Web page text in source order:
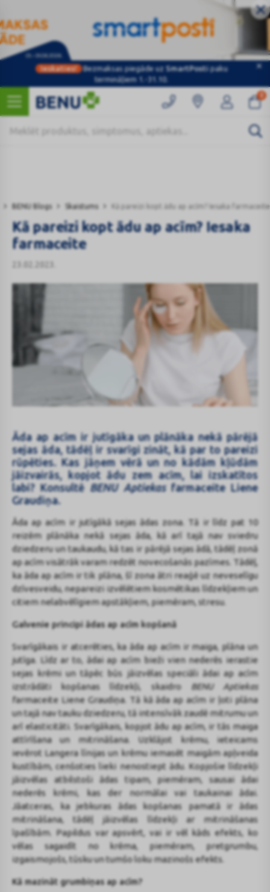
Ieskaties! Bezmaksas piegāde uz SmartPostipaku
termināļiem 1.-31.10.
0
BENU Blogs Skaistums Kā pareizi kopt ādu ap acīm? Iesaka farmaceite
Kategorijas
Kā pareizi kopt ādu ap acīm? Iesaka
farmaceite
Āda ap acīm ir jutīgāka un plānāka nekā pārējā
sejas āda, tādēļ ir svarīgi zināt, kā par to pareizi
rūpēties. Kas jāņem vērā un no kādām kļūdām
jāizvairās, kopjot ādu zem acīm, lai izskatītos
labi? KonsultēBENU Aptiekasfarmaceite Liene
Graudiņa.
Āda ap acīm ir jutīgākā sejas ādas zona. Tā ir līdz pat 10
reizēm plānāka nekā sejas āda, kā arī tajā nav sviedru
dziedzeru un taukaudu, kā tas ir pārējā sejas ādā, tādēļ zonā
ap acīm visātrāk varam redzēt novecošanās pazīmes. Tādēļ,
ka āda ap acīm ir tik plāna, šī zona ātri reaģē uz neveselīgu
dzīvesveidu, nepareizi izvēlētiem kosmētikas līdzekļiem un
citiem nelabvēlīgiem apstākļiem, piemēram, stresu.
Galvenie principi ādas ap acīm kopšanā
Svarīgākais ir atcerēties, ka āda ap acīm ir maiga, plāna un
jutīga. Līdz ar to, ādai ap acīm bieži vien nederēs ierastie
sejas krēmi un tāpēc būs jāizvēlas speciāli ādai ap acīm
izstrādāti kopšanas līdzekļi, skaidro BENU Aptiekas
farmaceite Liene Graudiņa. Tā kā āda ap acīm ir ļoti plāna
un tajā nav tauku dziedzeru, tā intensīvāk zaudē mitrumu un
arī elasticitāti. Svarīgākais, kopjot ādu ap acīm, ir tās maiga
attīrīšana un mitrināšana. Uzklājot krēmu, ieteicams
ievērot Langera līnijas un krēmu iemasēt maigām apļveida
kustībām, cenšoties lieki nenostiept ādu. Kopjošie līdzekļi
jāizvēlas atbilstoši ādas tipam, piemēram, sausai ādai
nederēs krēmi, kas der normālai vai taukainai ādai.
Jāatceras, ka jebkuras ādas kopšanas pamatā ir ādas
mitrināšana, tādēļ jāizvēlas līdzekļi ar mitrināšanas
īpašībām. Papildus var apsvērt, vai ir vēl kāds efekts, ko
vēlas sagaidīt no krēma, piemēram, pretgrumbu,
izgaismojošs, tūsku un tumšo loku mazinošs efekts.
Kā mazināt grumbiņas ap acīm?